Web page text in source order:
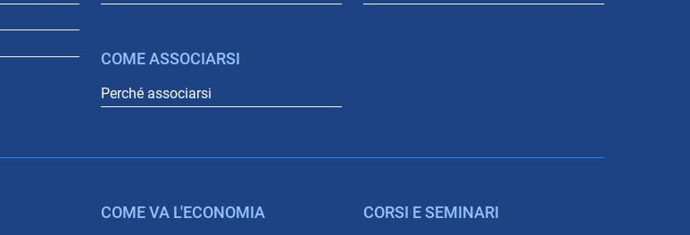
COME ASSOCIARSI
Perché associarsi
COME VA L'ECONOMIA
CORSI E SEMINARI